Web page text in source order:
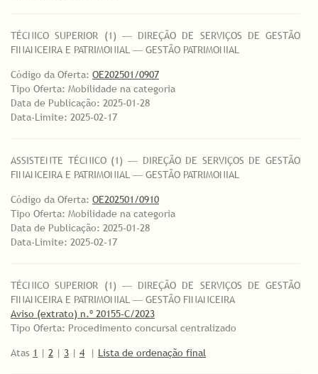
TÉCNICO SUPERIOR (1) ― DIREÇÃO DE SERVIÇOS DE GESTÃO
FINANCEIRA E PATRIMONIAL ― GESTÃO PATRIMONIAL
Código da Oferta: OE202501/0907
Tipo Oferta: Mobilidade na categoria
Data de Publicação: 2025-01-28
Data-Limite: 2025-02-17
ASSISTENTE TÉCNICO (1) ― DIREÇÃO DE SERVIÇOS DE GESTÃO
FINANCEIRA E PATRIMONIAL ― GESTÃO PATRIMONIAL
Código da Oferta: OE202501/0910
Tipo Oferta: Mobilidade na categoria
Data de Publicação: 2025-01-28
Data-Limite: 2025-02-17
TÉCNICO SUPERIOR (1) ― DIREÇÃO DE SERVIÇOS DE GESTÃO
FINANCEIRA E PATRIMONIAL ― GESTÃO FINANCEIRA
Aviso (extrato) n.º 20155-C/2023
Tipo Oferta: Procedimento concursal centralizado
Atas 1 | 2 | 3 | 4 | Lista de ordenação final